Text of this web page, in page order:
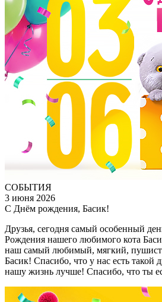
СОБЫТИЯ
3 июня 2026
С Днём рождения, Басик!
Друзья, сегодня самый особенный
Рождения нашего любимого кота
наш самый любимый, мягкий,
Басик! Спасибо, что у нас есть такой
нашу жизнь лучше! Спасибо, что ты